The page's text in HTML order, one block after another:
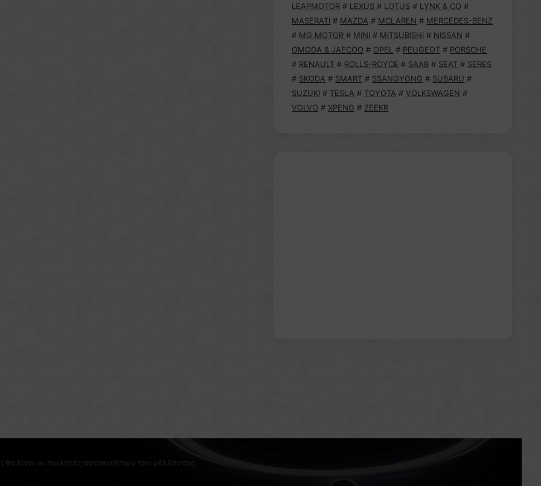
LEAPMOTOR # LEXUS # LOTUS # LYNK & CO #
MASERATI # MAZDA # MCLAREN # MERCEDES-BENZ
# MG MOTOR # MINI # MITSUBISHI # NISSAN #
OMODA & JAECOO # OPEL # PEUGEOT # PORSCHE
# RENAULT # ROLLS-ROYCE # SAAB # SEAT # SERES
# SKODA # SMART # SSANGYONG # SUBARU #
SUZUKI # TESLA # TOYOTA # VOLKSWAGEN #
VOLVO # XPENG # ZEEKR